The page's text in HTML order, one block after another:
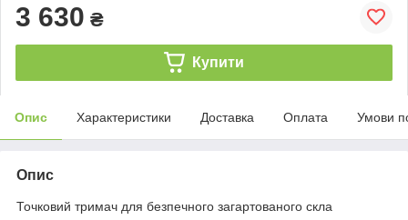
3 630 ₴
Купити
Опис Характеристики Доставка Оплата Умови
Опис
Точковий тримач для безпечного загартованого скла